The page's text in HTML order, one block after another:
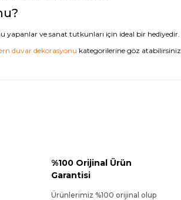
yapanlar ve sanat tutkunları için ideal bir hediyedir.
duvar dekorasyonu kategorilerine göz atabilirsiniz.
%100 Orijinal Ürün
Garantisi
Ürünlerimiz %100 orijinal olup